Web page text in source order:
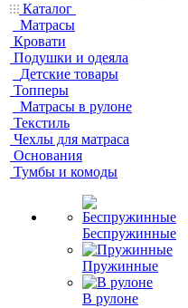
Каталог
Матрасы
Кровати
Подушки и одеяла
Детские товары
Топперы
Матрасы в рулоне
Текстиль
Чехлы для матраса
Основания
Тумбы и комоды
Беспружинные
Пружинные
В рулоне